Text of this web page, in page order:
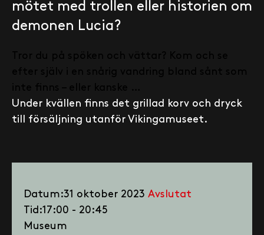
mötet med trollen eller historien om
demonen Lucia?
Under kvällen finns det grillad korv och dryck
till försäljning utanför Vikingamuseet.
Datum:31 oktober 2023 Avslutat
Tid:17:00 - 20:45
Museum